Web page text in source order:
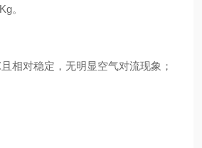
。
相对稳定，无明显空气对流现象；